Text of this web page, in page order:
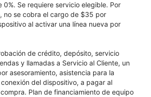
0%. Se requiere servicio elegible. Por
no se cobra el cargo de $35 por
al activar una línea nueva por
de crédito, depósito, servicio
y llamadas a Servicio al Cliente, un
asesoramiento, asistencia para la
del dispositivo, a pagar al
Plan de financiamiento de equipo